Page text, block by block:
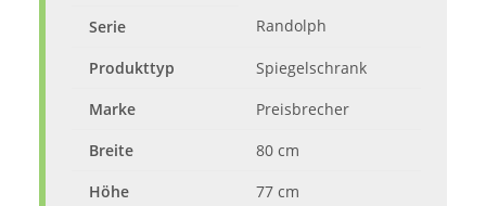
Serie Randolph
Produkttyp
Spiegelschrank
Marke
Preisbrecher
Breite
80 cm
Höhe
77 cm